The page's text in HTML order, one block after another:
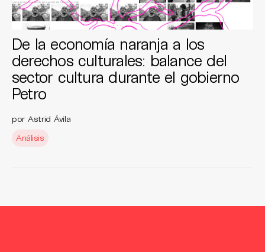
De la economía naranja a los
derechos culturales: balance del
sector cultura durante el gobierno
Petro
por Astrid Ávila
Análisis